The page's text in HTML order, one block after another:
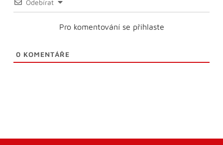
Odebírat
Pro komentování se přihlaste
0 KOMENTÁŘE